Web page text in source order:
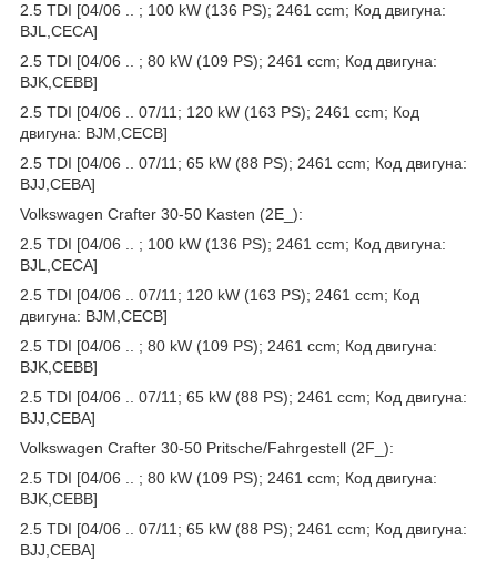
2.5 TDI [04/06 .. ; 100 kW (136 PS); 2461 ccm; Код двигуна:
BJL,CECA]
2.5 TDI [04/06 .. ; 80 kW (109 PS); 2461 ccm; Код двигуна:
BJK,CEBB]
2.5 TDI [04/06 .. 07/11; 120 kW (163 PS); 2461 ccm; Код
двигуна: BJM,CECB]
2.5 TDI [04/06 .. 07/11; 65 kW (88 PS); 2461 ccm; Код двигуна:
BJJ,CEBA]
Volkswagen Crafter 30-50 Kasten (2E_):
2.5 TDI [04/06 .. ; 100 kW (136 PS); 2461 ccm; Код двигуна:
BJL,CECA]
2.5 TDI [04/06 .. 07/11; 120 kW (163 PS); 2461 ccm; Код
двигуна: BJM,CECB]
2.5 TDI [04/06 .. ; 80 kW (109 PS); 2461 ccm; Код двигуна:
BJK,CEBB]
2.5 TDI [04/06 .. 07/11; 65 kW (88 PS); 2461 ccm; Код двигуна:
BJJ,CEBA]
Volkswagen Crafter 30-50 Pritsche/Fahrgestell (2F_):
2.5 TDI [04/06 .. ; 80 kW (109 PS); 2461 ccm; Код двигуна:
BJK,CEBB]
2.5 TDI [04/06 .. 07/11; 65 kW (88 PS); 2461 ccm; Код двигуна:
BJJ,CEBA]